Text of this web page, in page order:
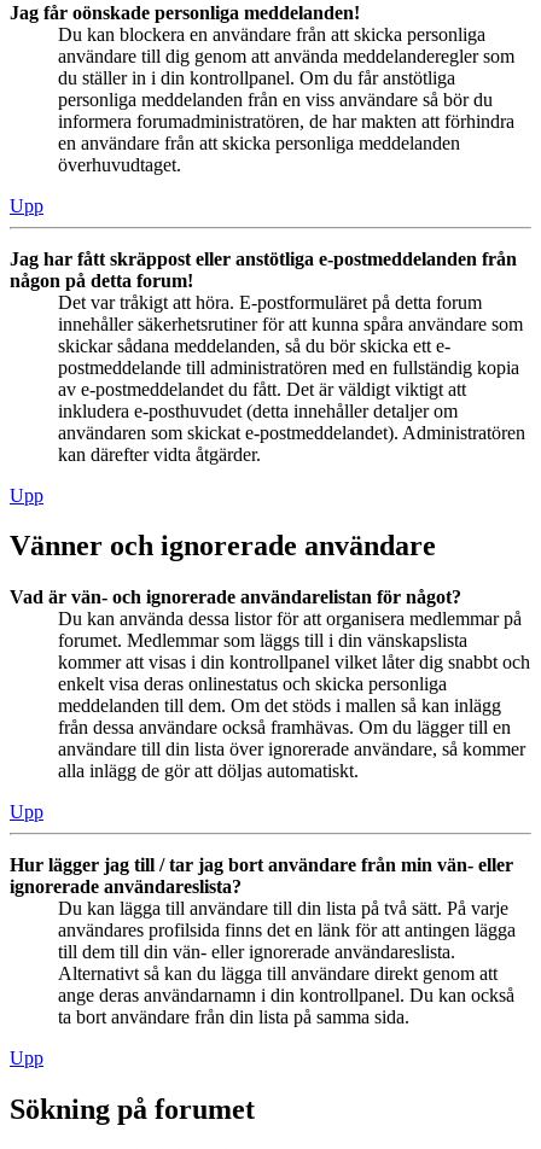
Jag får oönskade personliga meddelanden!
Du kan blockera en användare från att skicka personliga
användare till dig genom att använda meddelanderegler som
du ställer in i din kontrollpanel. Om du får anstötliga
personliga meddelanden från en viss användare så bör du
informera forumadministratören, de har makten att förhindra
en användare från att skicka personliga meddelanden
överhuvudtaget.
Upp
Jag har fått skräppost eller anstötliga e-postmeddelanden från
någon på detta forum!
Det var tråkigt att höra. E-postformuläret på detta forum
innehåller säkerhetsrutiner för att kunna spåra användare som
skickar sådana meddelanden, så du bör skicka ett e-
postmeddelande till administratören med en fullständig kopia
av e-postmeddelandet du fått. Det är väldigt viktigt att
inkludera e-posthuvudet (detta innehåller detaljer om
användaren som skickat e-postmeddelandet). Administratören
kan därefter vidta åtgärder.
Upp
Vänner och ignorerade användare
Vad är vän- och ignorerade användarelistan för något?
Du kan använda dessa listor för att organisera medlemmar på
forumet. Medlemmar som läggs till i din vänskapslista
kommer att visas i din kontrollpanel vilket låter dig snabbt och
enkelt visa deras onlinestatus och skicka personliga
meddelanden till dem. Om det stöds i mallen så kan inlägg
från dessa användare också framhävas. Om du lägger till en
användare till din lista över ignorerade användare, så kommer
alla inlägg de gör att döljas automatiskt.
Upp
Hur lägger jag till / tar jag bort användare från min vän- eller
ignorerade användareslista?
Du kan lägga till användare till din lista på två sätt. På varje
användares profilsida finns det en länk för att antingen lägga
till dem till din vän- eller ignorerade användareslista.
Alternativt så kan du lägga till användare direkt genom att
ange deras användarnamn i din kontrollpanel. Du kan också
ta bort användare från din lista på samma sida.
Upp
Sökning på forumet